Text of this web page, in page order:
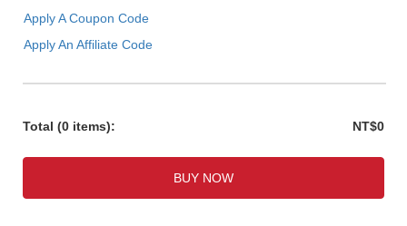
Apply A Coupon Code
Apply An Affiliate Code
Total (0 items): NT$0
BUY NOW